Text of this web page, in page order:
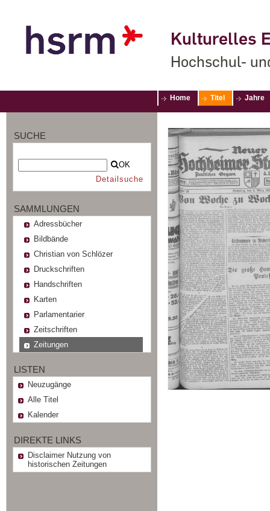
Kulturelles
Hochschul-
Home Titel Jahre
SUCHE
OK
Detailsuche
SAMMLUNGEN
Adressbücher
Bildbände
Christian von Schlözer
Druckschriften
Handschriften
Karten
Parlamentarier
Zeitschriften
Zeitungen
LISTEN
Neuzugänge
Alle Titel
Kalender
DIREKTE LINKS
Disclaimer Nutzung von
historischen Zeitungen